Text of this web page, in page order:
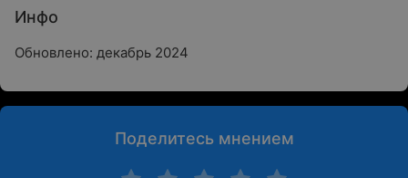
Инфо
Обновлено: декабрь 2024
Поделитесь мнением